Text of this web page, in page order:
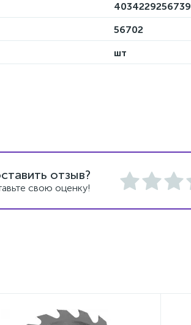
4034229256739
56702
шт
отзыв?
свою оценку!